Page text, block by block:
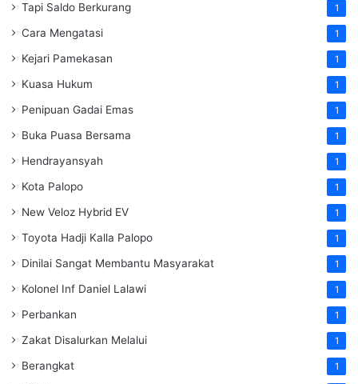
Tapi Saldo Berkurang 1
Cara Mengatasi 1
Kejari Pamekasan 1
Kuasa Hukum 1
Penipuan Gadai Emas 1
Buka Puasa Bersama 1
Hendrayansyah 1
Kota Palopo 1
New Veloz Hybrid EV 1
Toyota Hadji Kalla Palopo 1
Dinilai Sangat Membantu Masyarakat 1
Kolonel Inf Daniel Lalawi 1
Perbankan 1
Zakat Disalurkan Melalui 1
Berangkat 1